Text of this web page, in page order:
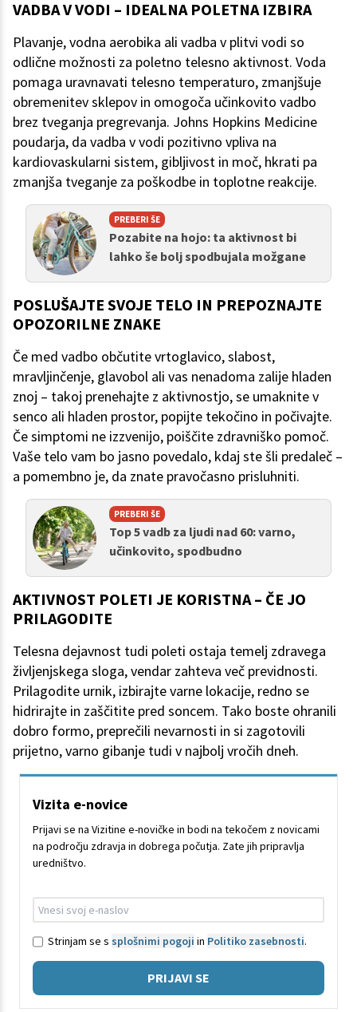
VADBA V VODI – IDEALNA POLETNA IZBIRA
Plavanje, vodna aerobika ali vadba v plitvi vodi so
odlične možnosti za poletno telesno aktivnost. Voda
pomaga uravnavati telesno temperaturo, zmanjšuje
obremenitev sklepov in omogoča učinkovito vadbo
brez tveganja pregrevanja. Johns Hopkins Medicine
poudarja, da vadba v vodi pozitivno vpliva na
kardiovaskularni sistem, gibljivost in moč, hkrati pa
zmanjša tveganje za poškodbe in toplotne reakcije.
PREBERI ŠE
Pozabite na hojo: ta aktivnost bi
lahko še bolj spodbujala možgane
POSLUŠAJTE SVOJE TELO IN PREPOZNAJTE
OPOZORILNE ZNAKE
Če med vadbo občutite vrtoglavico, slabost,
mravljinčenje, glavobol ali vas nenadoma zalije hladen
znoj – takoj prenehajte z aktivnostjo, se umaknite v
senco ali hladen prostor, popijte tekočino in počivajte.
Če simptomi ne izzvenijo, poiščite zdravniško pomoč.
Vaše telo vam bo jasno povedalo, kdaj ste šli predaleč –
a pomembno je, da znate pravočasno prisluhniti.
PREBERI ŠE
Top 5 vadb za ljudi nad 60: varno,
učinkovito, spodbudno
AKTIVNOST POLETI JE KORISTNA – ČE JO
PRILAGODITE
Telesna dejavnost tudi poleti ostaja temelj zdravega
življenjskega sloga, vendar zahteva več previdnosti.
Prilagodite urnik, izbirajte varne lokacije, redno se
hidrirajte in zaščitite pred soncem. Tako boste ohranili
dobro formo, preprečili nevarnosti in si zagotovili
prijetno, varno gibanje tudi v najbolj vročih dneh.
Vizita e-novice
Prijavi se na Vizitine e-novičke in bodi na tekočem z novicami
na področju zdravja in dobrega počutja. Zate jih pripravlja
uredništvo.
Strinjam se s splošnimi pogoji in Politiko zasebnosti.
PRIJAVI SE